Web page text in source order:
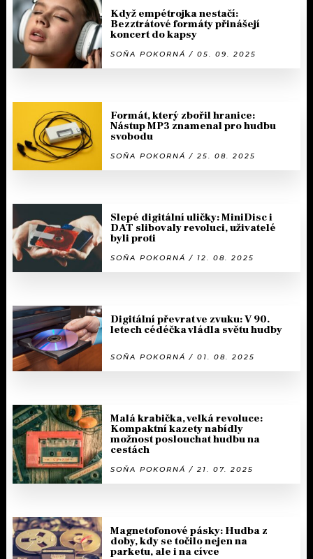
Když empétrojka nestačí:
Bezztrátové formáty přinášejí
koncert do kapsy
SOŇA POKORNÁ / 05. 09. 2025
Formát, který zbořil hranice:
Nástup MP3 znamenal pro hudbu
svobodu
SOŇA POKORNÁ / 25. 08. 2025
Slepé digitální uličky: MiniDisc i
DAT slibovaly revoluci, uživatelé
byli proti
SOŇA POKORNÁ / 12. 08. 2025
Digitální převrat ve zvuku: V 90.
letech cédéčka vládla světu hudby
SOŇA POKORNÁ / 01. 08. 2025
Malá krabička, velká revoluce:
Kompaktní kazety nabídly
možnost poslouchat hudbu na
cestách
SOŇA POKORNÁ / 21. 07. 2025
Magnetofonové pásky: Hudba z
doby, kdy se točilo nejen na
parketu, ale i na cívce